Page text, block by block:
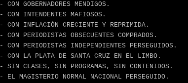
- CON GOBERNADORES MENDIGOS.
- CON INTENDENTES MAFIOSOS.
- CON INFLACIÓN CRECIENTE Y REPRIMIDA.
- CON PERIODISTAS OBSECUENTES COMPRADOS.
- CON PERIODISTAS INDEPENDIENTES PERSEGUIDOS.
- CON LA PLATA DE SANTA CRUZ EN EL LIMBO.
- SIN CLASES, SIN PROGRAMAS, SIN CONTENIDOS.
- EL MAGISTERIO NORMAL NACIONAL PERSEGUIDO.